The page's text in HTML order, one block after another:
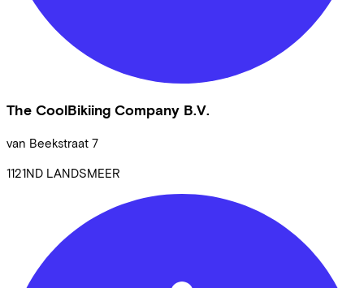
The CoolBikiing Company B.V.
van Beekstraat 7
1121ND LANDSMEER